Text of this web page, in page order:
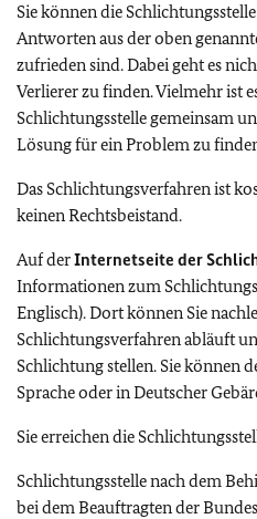
Sie können die
Antworten aus der oben
zufrieden sind. Dabei geht es
Verlierer zu finden. Vielmehr ist
Schlichtungsstelle gemeinsam
Lösung für ein Problem zu
Das Schlichtungsverfahren ist
keinen Rechtsbeistand.
Auf derInternetseite der
Informationen zum
Englisch). Dort können Sie
Schlichtungsverfahren abläuft
Schlichtung stellen. Sie können
Sprache oder in Deutscher
Sie erreichen die
Schlichtungsstelle nach dem
bei dem Beauftragten der